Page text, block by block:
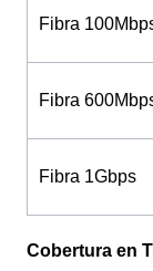
Fibra
Fibra
Fibra 1Gbps
Cobertura en